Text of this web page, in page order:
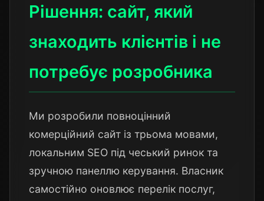
Рішення: сайт, який
знаходить клієнтів і не
потребує розробника
Ми розробили повноцінний
комерційний сайт із трьома мовами,
локальним SEO під чеський ринок та
зручною панеллю керування. Власник
самостійно оновлює перелік послуг,